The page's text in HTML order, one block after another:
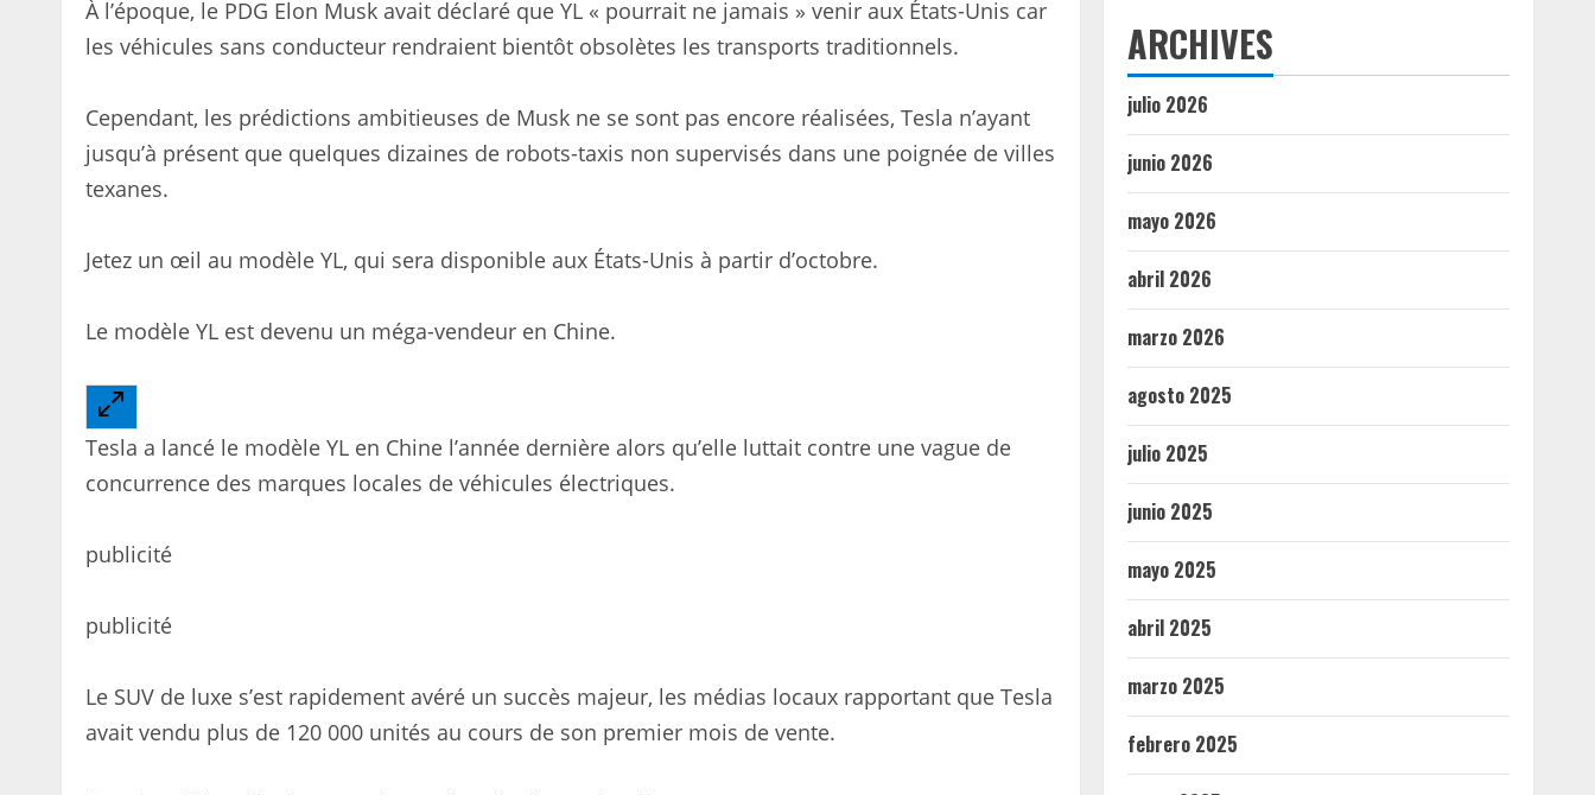
À l’époque, le PDG Elon Musk avait déclaré que YL « pourrait ne jamais » venir aux États-Unis car
les véhicules sans conducteur rendraient bientôt obsolètes les transports traditionnels.
Cependant, les prédictions ambitieuses de Musk ne se sont pas encore réalisées, Tesla n’ayant
jusqu’à présent que quelques dizaines de robots-taxis non supervisés dans une poignée de villes
texanes.
Jetez un œil au modèle YL, qui sera disponible aux États-Unis à partir d’octobre.
Le modèle YL est devenu un méga-vendeur en Chine.
Tesla a lancé le modèle YL en Chine l’année dernière alors qu’elle luttait contre une vague de
concurrence des marques locales de véhicules électriques.
publicité
publicité
Le SUV de luxe s’est rapidement avéré un succès majeur, les médias locaux rapportant que Tesla
avait vendu plus de 120 000 unités au cours de son premier mois de vente.
ARCHIVES
julio 2026
junio 2026
mayo 2026
abril 2026
marzo 2026
agosto 2025
julio 2025
junio 2025
mayo 2025
abril 2025
marzo 2025
febrero 2025